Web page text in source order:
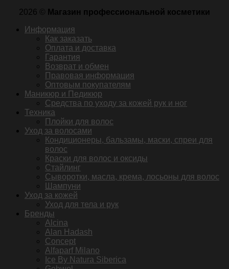
2026 ©
Магазин профессиональной косметики
Информация
Как заказать
Оплата и доставка
Гарантия
Возврат и обмен
Правовая информация
Оптовым покупателям
Маникюр и Педикюр
Средства по уходу за кожей рук и ног
Техника
Плойки для волос
Уход за волосами
Кондиционеры, бальзамы, маски, спреи для
волос
Краски для волос и оксиды
Стайлинг
Сыворотки, масла, крема, лосьоны для волос
Шампуни
Уход за кожей
Уход для тела и рук
Бренды
Alcina
Alan Hadash
Concept
Alfaparf Milano
Ice By Natura Siberica